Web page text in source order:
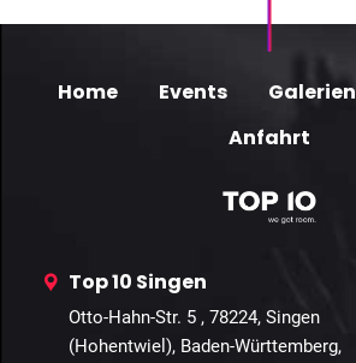
Home Events Galerien
Anfahrt
Top 10 Singen
Otto-Hahn-Str. 5 , 78224, Singen
(Hohentwiel), Baden-Württemberg,